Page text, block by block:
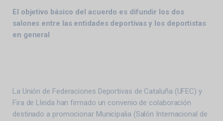
El objetivo básico del acuerdo es difundir los dos
salones entre las entidades deportivas y los deportistas
en general
La Unión de Federaciones Deportivas de Cataluña (UFEC) y
Fira de Lleida han firmado un convenio de colaboración
destinado a promocionar Municipalia (Salón Internacional de